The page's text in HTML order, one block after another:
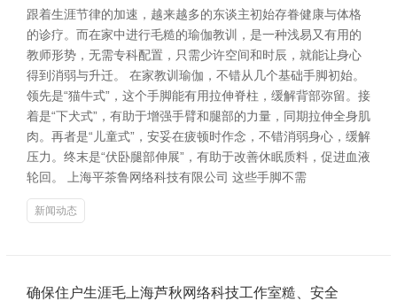
跟着生涯节律的加速，越来越多的东谈主初始存眷健康与体格
的诊疗。而在家中进行毛糙的瑜伽教训，是一种浅易又有用的
教师形势，无需专科配置，只需少许空间和时辰，就能让身心
得到消弱与升迁。 在家教训瑜伽，不错从几个基础手脚初始。
领先是“猫牛式”，这个手脚能有用拉伸脊柱，缓解背部弥留。接
着是“下犬式”，有助于增强手臂和腿部的力量，同期拉伸全身肌
肉。再者是“儿童式”，安妥在疲顿时作念，不错消弱身心，缓解
压力。终末是“伏卧腿部伸展”，有助于改善休眠质料，促进血液
轮回。 上海平茶鲁网络科技有限公司 这些手脚不需
新闻动态
确保住户生涯毛上海芦秋网络科技工作室糙、安全